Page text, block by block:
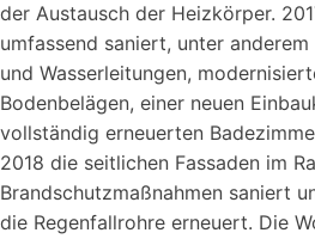
der Austausch der Heizkörper.
umfassend saniert, unter
und Wasserleitungen,
Bodenbelägen, einer neuen
vollständig erneuerten
2018 die seitlichen Fassaden im
Brandschutzmaßnahmen saniert
die Regenfallrohre erneuert. Die